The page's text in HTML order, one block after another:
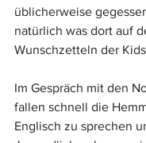
üblicherweise
natürlich was dort auf
Wunschzetteln der
Im Gespräch mit den
fallen schnell die
Englisch zu sprechen